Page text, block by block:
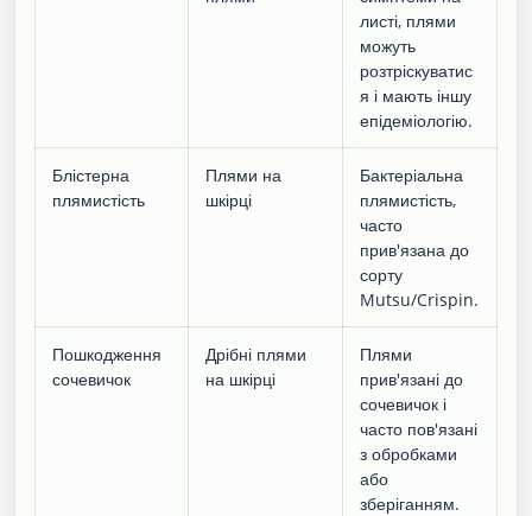
листі, плями
можуть
розтріскуватис
я і мають іншу
епідеміологію.
Блістерна
плямистість
Плями на
шкірці
Бактеріальна
плямистість,
часто
прив'язана до
сорту
Mutsu/Crispin.
Пошкодження
сочевичок
Дрібні плями
на шкірці
Плями
прив'язані до
сочевичок і
часто пов'язані
з обробками
або
зберіганням.